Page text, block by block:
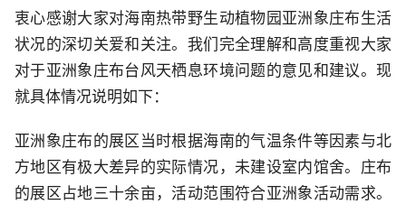
衷心感谢大家对海南热带野生动植物园亚洲象庄布生活
状况的深切关爱和关注。我们完全理解和高度重视大家
对于亚洲象庄布台风天栖息环境问题的意见和建议。现
就具体情况说明如下：
亚洲象庄布的展区当时根据海南的气温条件等因素与北
方地区有极大差异的实际情况，未建设室内馆舍。庄布
的展区占地三十余亩，活动范围符合亚洲象活动需求。